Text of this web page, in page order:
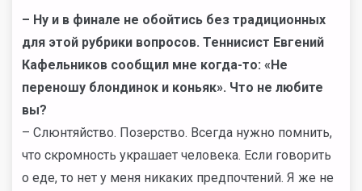
– Ну и в финале не обойтись без традиционных
для этой рубрики вопросов. Теннисист Евгений
Кафельников сообщил мне когда-то: «Не
переношу блондинок и коньяк». Что не любите
вы?
– Слюнтяйство. Позерство. Всегда нужно помнить,
что скромность украшает человека. Если говорить
о еде, то нет у меня никаких предпочтений. Я же не